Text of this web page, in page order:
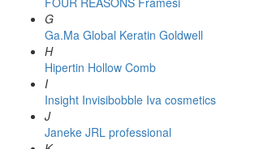
G
Ga.Ma Global Keratin Goldwell
H
Hipertin Hollow Comb
I
Insight Invisibobble Iva cosmetics
J
Janeke JRL professional